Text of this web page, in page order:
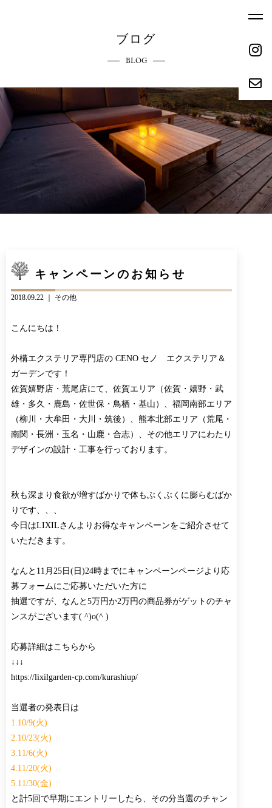
ホーム
HOME
エクステリアへのこだわり
COMMITMENT
参考価格
REFERENCE PRICE
施工実績
お問い合わせ
ブログ
BLOG
キャンペーンのお知らせ
2018.09.22 ｜ その他
こんにちは！
外構エクステリア専門店の CENO セノ エクステリア＆
ガーデンです！
佐賀嬉野店・荒尾店にて、佐賀エリア（佐賀・嬉野・武
雄・多久・鹿島・佐世保・鳥栖・基山）、福岡南部エリア
（柳川・大牟田・大川・筑後）、熊本北部エリア（荒尾・
南関・長洲・玉名・山鹿・合志）、その他エリアにわたり
デザインの設計・工事を行っております。
秋も深まり食欲が増すばかりで体もぶくぶくに膨らむばか
りです、、、
今日はLIXILさんよりお得なキャンペーンをご紹介させて
いただきます。
なんと11月25日(日)24時までにキャンペーンページより応
募フォームにご応募いただいた方に
抽選ですが、なんと5万円か2万円の商品券がゲットのチャ
ンスがございます( ^)o(^ )
応募詳細はこちらから
↓↓↓
https://lixilgarden-cp.com/kurashiup/
当選者の発表日は
1.10/9(火)
2.10/23(火)
3.11/6(火)
4.11/20(火)
5.11/30(金)
と計5回で早期にエントリーしたら、その分当選のチャン